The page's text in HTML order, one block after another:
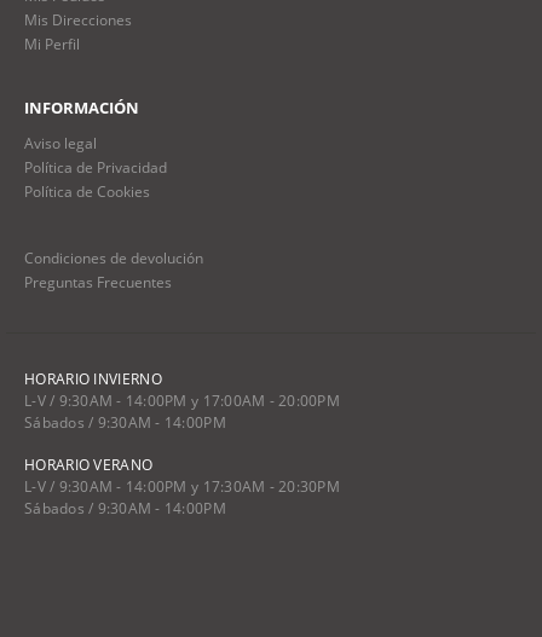
Mis Direcciones
Mi Perfil
INFORMACIÓN
Aviso legal
Política de Privacidad
Política de Cookies
Condiciones de devolución
Preguntas Frecuentes
HORARIO INVIERNO
L-V / 9:30AM - 14:00PM y 17:00AM - 20:00PM
Sábados / 9:30AM - 14:00PM
HORARIO VERANO
L-V / 9:30AM - 14:00PM y 17:30AM - 20:30PM
Sábados / 9:30AM - 14:00PM